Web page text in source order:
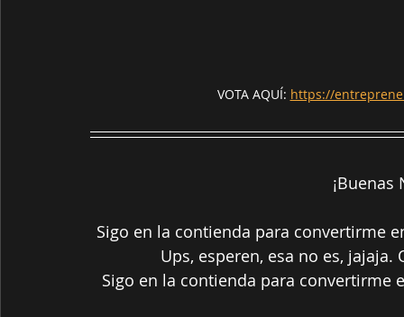
VOTA AQUÍ: https://
¡Buenas
Sigo en la contienda para convertirme
Ups, esperen, esa no es, jajaja.
Sigo en la contienda para convertirme